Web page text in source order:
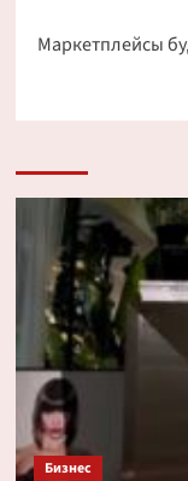
Маркетплейсы
Бизнес